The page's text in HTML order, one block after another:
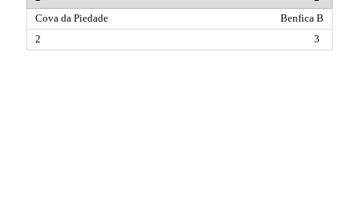
Benfica B
3